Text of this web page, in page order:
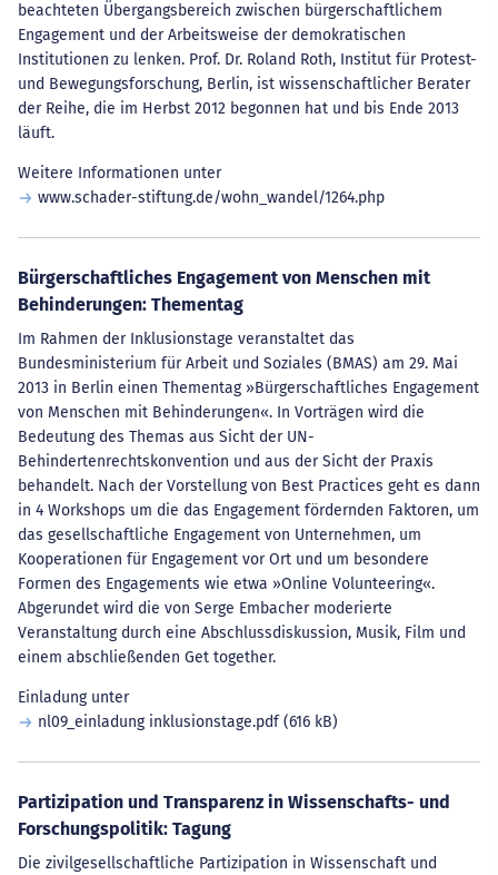
beachteten Übergangsbereich zwischen bürgerschaftlichem
Engagement und der Arbeitsweise der demokratischen
Institutionen zu lenken. Prof. Dr. Roland Roth, Institut für Protest-
und Bewegungsforschung, Berlin, ist wissenschaftlicher Berater
der Reihe, die im Herbst 2012 begonnen hat und bis Ende 2013
läuft.
Weitere Informationen unter
www.schader-stiftung.de/wohn_wandel/1264.php
Bürgerschaftliches Engagement von Menschen mit
Behinderungen: Thementag
Im Rahmen der Inklusionstage veranstaltet das
Bundesministerium für Arbeit und Soziales (BMAS) am 29. Mai
2013 in Berlin einen Thementag »Bürgerschaftliches Engagement
von Menschen mit Behinderungen«. In Vorträgen wird die
Bedeutung des Themas aus Sicht der UN-
Behindertenrechtskonvention und aus der Sicht der Praxis
behandelt. Nach der Vorstellung von Best Practices geht es dann
in 4 Workshops um die das Engagement fördernden Faktoren, um
das gesellschaftliche Engagement von Unternehmen, um
Kooperationen für Engagement vor Ort und um besondere
Formen des Engagements wie etwa »Online Volunteering«.
Abgerundet wird die von Serge Embacher moderierte
Veranstaltung durch eine Abschlussdiskussion, Musik, Film und
einem abschließenden Get together.
Einladung unter
nl09_einladung inklusionstage.pdf(616 kB)
Partizipation und Transparenz in Wissenschafts- und
Forschungspolitik: Tagung
Die zivilgesellschaftliche Partizipation in Wissenschaft und